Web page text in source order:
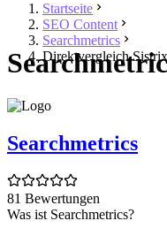
Startseite
SEO Content
Searchmetrics
Direktvergleich Sistrix
Searchmetrics
81 Bewertungen
Was ist Searchmetrics?